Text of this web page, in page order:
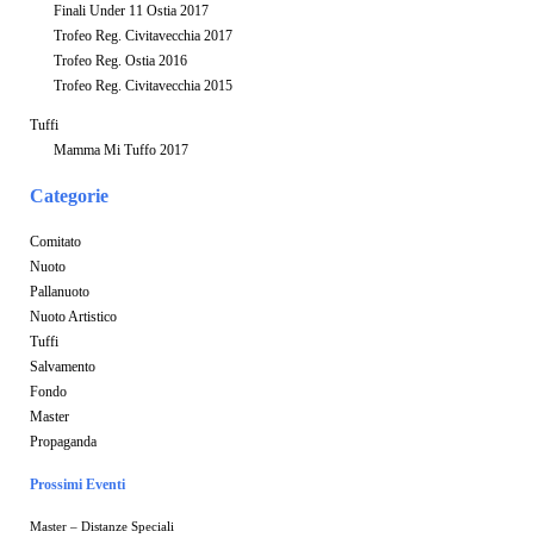
Finali Under 11 Ostia 2017
Trofeo Reg. Civitavecchia 2017
Trofeo Reg. Ostia 2016
Trofeo Reg. Civitavecchia 2015
Tuffi
Mamma Mi Tuffo 2017
Categorie
Comitato
Nuoto
Pallanuoto
Nuoto Artistico
Tuffi
Salvamento
Fondo
Master
Propaganda
Prossimi Eventi
Master – Distanze Speciali